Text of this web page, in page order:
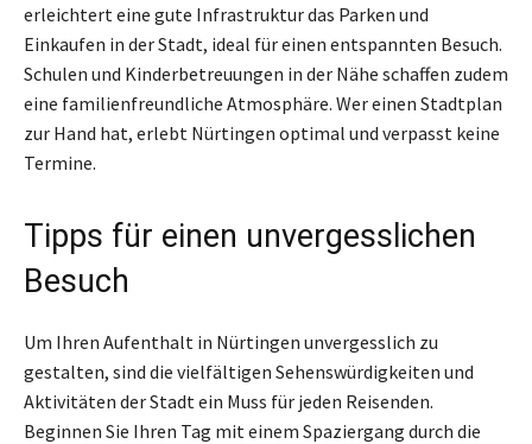
erleichtert eine gute Infrastruktur das Parken und
Einkaufen in der Stadt, ideal für einen entspannten Besuch.
Schulen und Kinderbetreuungen in der Nähe schaffen zudem
eine familienfreundliche Atmosphäre. Wer einen Stadtplan
zur Hand hat, erlebt Nürtingen optimal und verpasst keine
Termine.
Tipps für einen unvergesslichen
Besuch
Um Ihren Aufenthalt in Nürtingen unvergesslich zu
gestalten, sind die vielfältigen Sehenswürdigkeiten und
Aktivitäten der Stadt ein Muss für jeden Reisenden.
Beginnen Sie Ihren Tag mit einem Spaziergang durch die